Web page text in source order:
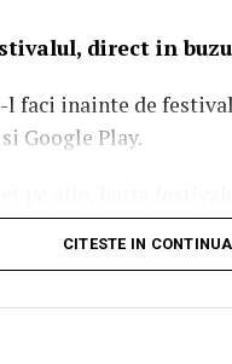
direct in
faci inainte de
Google Play.
utile si
CITESTE IN